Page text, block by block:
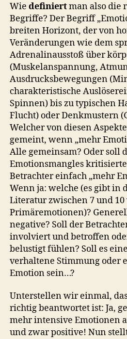
Wie definiertman also die
Begriffe? Der Begriff
breiten Horizont, der von
Veränderungen wie dem
Adrenalinausstoß über
(Muskelanspannung,
Ausdrucksbewegungen
charakteristische
Spinnen) bis zu typischen
Flucht) oder Denkmustern
Welcher von diesen
gemeint, wenn „mehr
Alle gemeinsam? Oder soll
Emotionsmangles
Betrachter einfach „mehr
Wenn ja: welche (es gibt in
Literatur zwischen 7 und 10
Primäremotionen)?
negative? Soll der
involviert und betroffen
belustigt fühlen? Soll es
verhaltene Stimmung oder
Emotion sein…?
Unterstellen wir einmal,
richtig beantwortet ist: Ja,
mehr intensive Emotionen
und zwar positive! Nun